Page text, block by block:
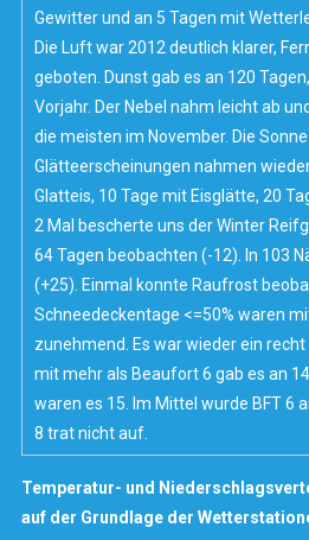
Gewitter und an 5 Tagen mit
Die Luft war 2012 deutlich klarer,
geboten. Dunst gab es an 120
Vorjahr. Der Nebel nahm leicht ab
die meisten im November. Die
Glätteerscheinungen nahmen
Glatteis, 10 Tage mit Eisglätte, 20
2 Mal bescherte uns der Winter
64 Tagen beobachten (-12). In 103
(+25). Einmal konnte Raufrost
Schneedeckentage <=50% waren
zunehmend. Es war wieder ein
mit mehr als Beaufort 6 gab es an
waren es 15. Im Mittel wurde BFT 6
8 trat nicht auf.
Temperatur- und
auf der Grundlage der